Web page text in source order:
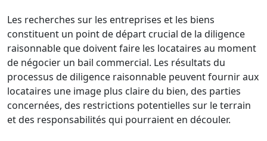
Les recherches sur les entreprises et les biens
constituent un point de départ crucial de la diligence
raisonnable que doivent faire les locataires au moment
de négocier un bail commercial. Les résultats du
processus de diligence raisonnable peuvent fournir aux
locataires une image plus claire du bien, des parties
concernées, des restrictions potentielles sur le terrain
et des responsabilités qui pourraient en découler.